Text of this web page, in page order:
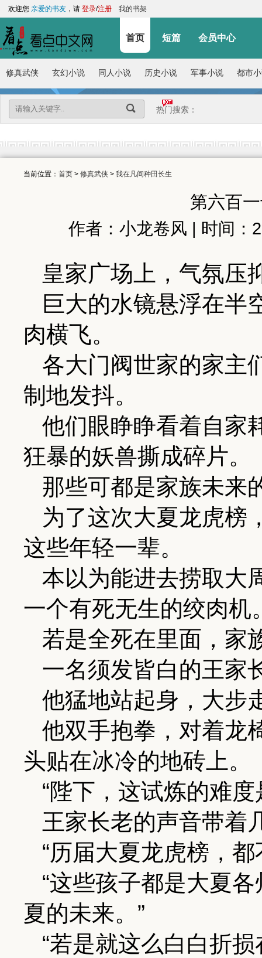
欢迎您 亲爱的书友 ，请 登录/注册 我的书架
首页 短篇 会员中心
修真武侠 玄幻小说 同人小说 历史小说 军事小说 都市
热门搜索：
当前位置： 首页 > 修真武侠 > 我在凡间种田长生
第六百
作者：小龙卷风 | 时间：
皇家广场上，气氛压
巨大的水镜悬浮在半
肉横飞。
各大门阀世家的家主
制地发抖。
他们眼睁睁看着自家
狂暴的妖兽撕成碎片。
那些可都是家族未来
为了这次大夏龙虎榜
这些年轻一辈。
本以为能进去捞取大
一个有死无生的绞肉机
若是全死在里面，家
一名须发皆白的王家
他猛地站起身，大步
他双手抱拳，对着龙
头贴在冰冷的地砖上。
“陛下，这试炼的难
王家长老的声音带着
“历届大夏龙虎榜，
“这些孩子都是大夏
夏的未来。”
“若是就这么白白折